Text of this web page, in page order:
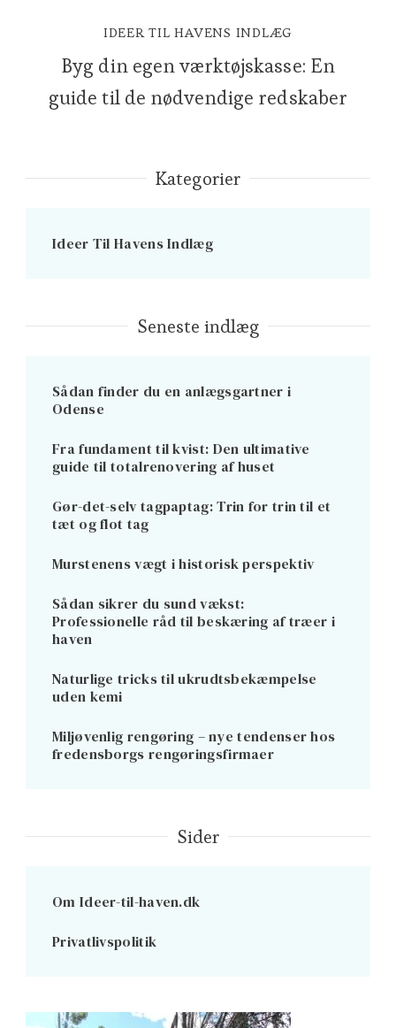
IDEER TIL HAVENS INDLÆG
Byg din egen værktøjskasse: En
guide til de nødvendige redskaber
Kategorier
Ideer Til Havens Indlæg
Seneste indlæg
Sådan finder du en anlægsgartner i
Odense
Fra fundament til kvist: Den ultimative
guide til totalrenovering af huset
Gør-det-selv tagpaptag: Trin for trin til et
tæt og flot tag
Murstenens vægt i historisk perspektiv
Sådan sikrer du sund vækst:
Professionelle råd til beskæring af træer i
haven
Naturlige tricks til ukrudtsbekæmpelse
uden kemi
Miljøvenlig rengøring – nye tendenser hos
fredensborgs rengøringsfirmaer
Sider
Om Ideer-til-haven.dk
Privatlivspolitik